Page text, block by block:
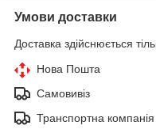
Умови доставки
Доставка здійснюється
Нова Пошта
Самовивіз
Транспортна компанія